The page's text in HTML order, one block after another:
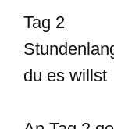
Tag 2
du es willst